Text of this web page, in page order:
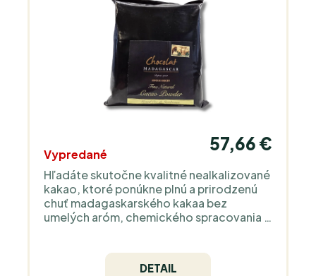
Vypredané
57,66 €
Hľadáte skutočne kvalitné nealkalizované
kakao, ktoré ponúkne plnú a prirodzenú
chuť madagaskarského kakaa bez
umelých aróm, chemického spracovania a
Sambirano je určené pre tých, ktorí chcú
DETAIL